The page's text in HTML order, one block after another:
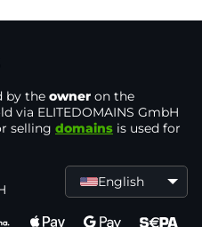
by the owner on the
via ELITEDOMAINS GmbH
selling domains is used for
English